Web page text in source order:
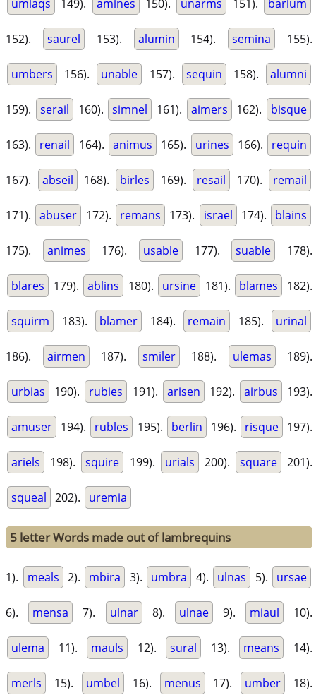
umiaqs 149). amines 150). unarms 151). barium
152). saurel 153). alumin 154). semina 155).
umbers 156). unable 157). sequin 158). alumni
159). serail 160). simnel 161). aimers 162). bisque
163). renail 164). animus 165). urines 166). requin
167). abseil 168). birles 169). resail 170). remail
171). abuser 172). remans 173). israel 174). blains
175). animes 176). usable 177). suable 178).
blares 179). ablins 180). ursine 181). blames 182).
squirm 183). blamer 184). remain 185). urinal
186). airmen 187). smiler 188). ulemas 189).
urbias 190). rubies 191). arisen 192). airbus 193).
amuser 194). rubles 195). berlin 196). risque 197).
ariels 198). squire 199). urials 200). square 201).
squeal 202). uremia
5 letter Words made out of lambrequins
1). meals 2). mbira 3). umbra 4). ulnas 5). ursae
6). mensa 7). ulnar 8). ulnae 9). miaul 10).
ulema 11). mauls 12). sural 13). means 14).
merls 15). umbel 16). menus 17). umber 18).